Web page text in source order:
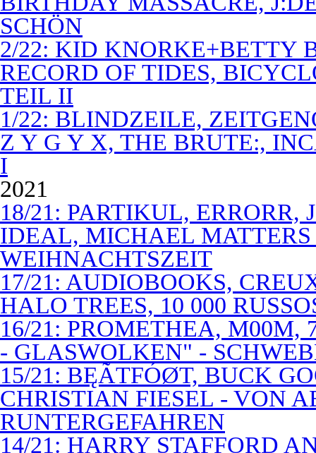
SCHÖN
2/22: KID KNORKE+BETTY
RECORD OF TIDES,
TEIL II
1/22: BLINDZEILE,
Z Y G Y X, THE BRUTE:,
I
2021
18/21: PARTIKUL,
IDEAL, MICHAEL
WEIHNACHTSZEIT
17/21: AUDIOBOOKS,
HALO TREES, 10 000
16/21: PROMETHEA, M00M,
- GLASWOLKEN" -
15/21: BĘÃTFÓØT, BUCK
CHRISTIAN FIESEL - VON
RUNTERGEFAHREN
14/21: HARRY STAFFORD